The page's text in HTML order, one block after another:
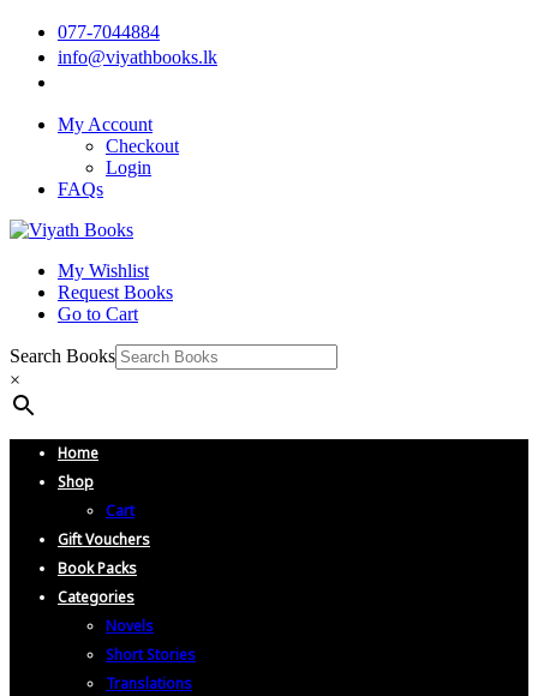
077-7044884
info@viyathbooks.lk
My Account
Checkout
Login
FAQs
My Wishlist
Request Books
Go to Cart
Search Books
×
Home
Shop
Cart
Gift Vouchers
Book Packs
Categories
Novels
Short Stories
Translations